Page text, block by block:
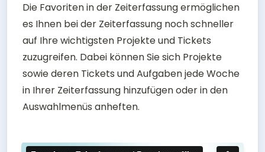
Die Favoriten in der Zeiterfassung ermöglichen
es Ihnen bei der Zeiterfassung noch schneller
auf Ihre wichtigsten Projekte und Tickets
zuzugreifen. Dabei können Sie sich Projekte
sowie deren Tickets und Aufgaben jede Woche
in Ihrer Zeiterfassung hinzufügen oder in den
Auswahlmenüs anheften.